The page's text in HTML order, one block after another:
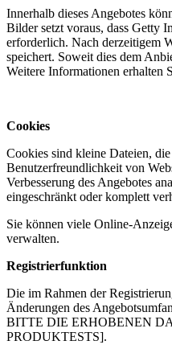
Innerhalb dieses Angebotes
Bilder setzt voraus, dass Getty
erforderlich. Nach derzeitigem
speichert. Soweit dies dem
Weitere Informationen erhalten
Cookies
Cookies sind kleine Dateien,
Benutzerfreundlichkeit von
Verbesserung des Angebotes
eingeschränkt oder komplett
Sie können viele Online-
verwalten.
Registrierfunktion
Die im Rahmen der
Änderungen des
BITTE DIE ERHOBENEN
PRODUKTESTS].